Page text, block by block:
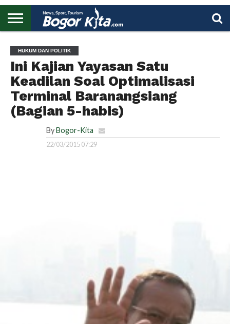
UTAMA
HUKUM DAN POLITIK
Ini Kajian Yayasan Satu
Keadilan Soal Optimalisasi
Terminal Baranangsiang
(Bagian 5-habis)
By Bogor-Kita
22/03/2015 07:29